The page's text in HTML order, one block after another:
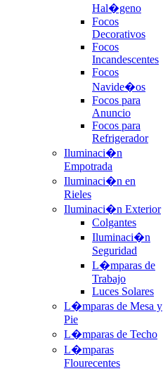
Hal�geno
Focos
Decorativos
Focos
Incandescentes
Focos
Navide�os
Focos para
Anuncio
Focos para
Refrigerador
Iluminaci�n
Empotrada
Iluminaci�n en
Rieles
Iluminaci�n Exterior
Colgantes
Iluminaci�n
Seguridad
L�mparas de
Trabajo
Luces Solares
L�mparas de Mesa y
Pie
L�mparas de Techo
L�mparas
Flourecentes